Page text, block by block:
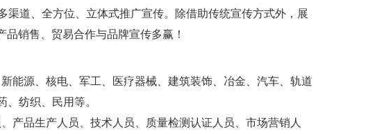
渠道、全方位、立体式推广宣传。除借助传统宣传方式外 ， 展
品销售、 贸易合作与品牌宣传多赢！
新能源、核电、军工、医疗器械、建筑装饰、冶金、汽车、 轨道
、纺织、民用等。
产品生产人员、技术人员、
质量检测认证人员、市场营销人